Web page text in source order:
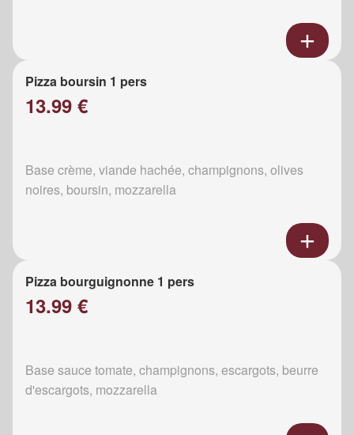
Pizza boursin 1 pers
13.99 €
Base crème, viande hachée, champignons, olives
noires, boursin, mozzarella
Pizza bourguignonne 1 pers
13.99 €
Base sauce tomate, champignons, escargots, beurre
d'escargots, mozzarella